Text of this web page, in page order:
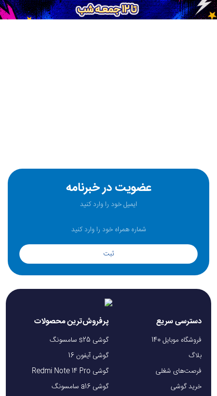
عضویت در خبرنامه
ثبت
دسترسی سریع
فروشگاه موبایل 140
بلاگ
فرصت‌های شغلی
خرید گوشی
پرفروش‌ترین محصولات
گوشی s25 سامسونگ
گوشی آیفون 16
گوشی Redmi Note 14 Pro
گوشی a16 سامسونگ